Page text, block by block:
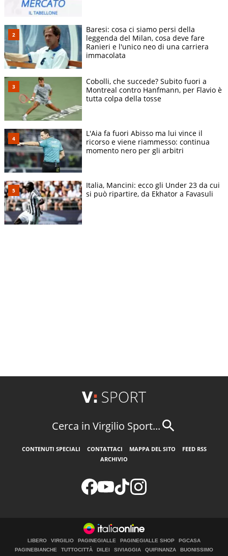
Baresi: cosa ci siamo persi della
leggenda del Milan, cosa deve fare
Ranieri e l'unico neo di una carriera
immacolata
Cobolli, che succede? Subito fuori a
Montreal contro Hanfmann, per Flavio è
tutta colpa della tosse
L'Aia fa fuori Abisso ma lui vince il
ricorso e viene riammesso: continua
momento nero per gli arbitri
Italia, Mancini: ecco gli Under 23 da cui
si può ripartire, da Ekhator a Favasuli
Cerca in Virgilio Sport...
CONTENUTI SPECIALI CONTATTACI MAPPA DEL SITO
FEED RSS
ARCHIVIO
LIBERO VIRGILIO PAGINEGIALLE PAGINEGIALLE SHOP
PGCASA
PAGINEBIANCHE
TUTTOCITTÀ DILEI SIVIAGGIA QUIFINANZA BUONISSIMO